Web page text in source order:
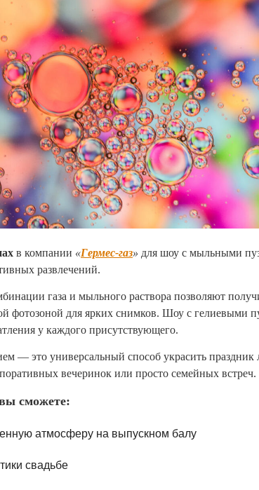
в компании «Гермес-газ» для шоу с мыльными
развлечений.
газа и мыльного раствора позволяют
фотозоной для ярких снимков. Шоу с гелиевыми
у каждого присутствующего.
— это универсальный способ украсить
вечеринок или просто семейных встреч.
сможете:
атмосферу на выпускном балу
свадьбе